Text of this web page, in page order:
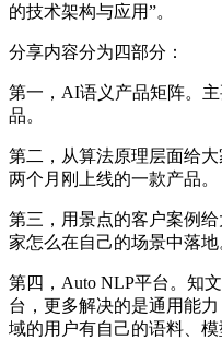
的技术架构与应用”。
分享内容分为四部分：
第一，AI语义产品矩阵。
品。
第二，从算法原理层面给
两个月刚上线的一款产品。
第三，用景点的客户案例
家怎么在自己的场景中落地
第四，Auto NLP平台。知
台，更多解决的是通用能
域的用户有自己的语料、